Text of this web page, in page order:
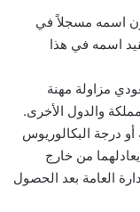
اسمه مسجلاً في
اسمه في هذا
مزاولة مهنة
والدول الأخرى.
درجة البكالوريوس
من خارج
العامة بعد الحصول